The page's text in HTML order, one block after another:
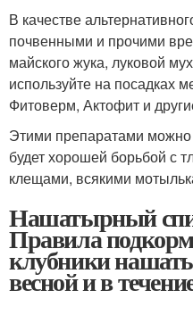
В качестве
почвенными и прочими
майского жука, луковой
используйте на посадках
Фитоверм, Актофит и
Этими препаратами
будет хорошей борьбой с
клещами, всякими
Нашатырный
Правила
клубники
весной и в